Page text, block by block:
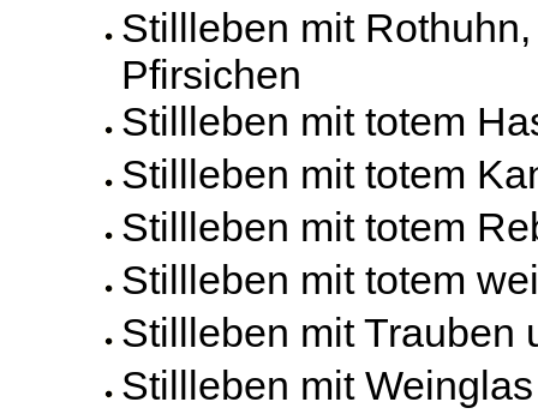
Stillleben mit
Pfirsichen
Stillleben mit totem
Stillleben mit totem
Stillleben mit totem
Stillleben mit totem
Stillleben mit Trauben
Stillleben mit